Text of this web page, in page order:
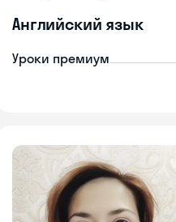
Английский язык
Уроки премиум